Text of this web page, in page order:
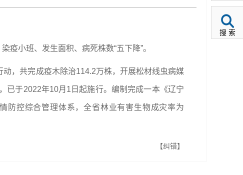
小班、发生面积、病死株数“五下降”。
，共完成疫木除治114.2万株，开展松材线虫病媒
已于2022年10月1日起施行。编制完成一本《辽宁
防控综合管理体系，全省林业有害生物成灾率为
【纠错】
搜 索